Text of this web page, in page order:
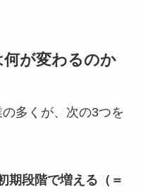
何が変わるのか
多くが、次の3つを
期段階で増える（＝